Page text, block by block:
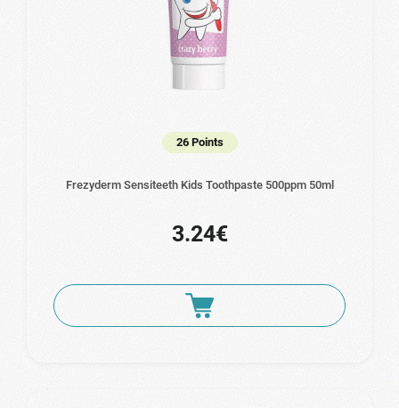
26 Points
Frezyderm Sensiteeth Kids Toothpaste 500ppm 50ml
3.24€